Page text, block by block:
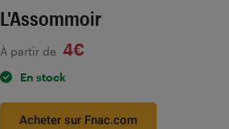
L'Assommoir
À partir de 4€
En stock
Acheter sur Fnac.com